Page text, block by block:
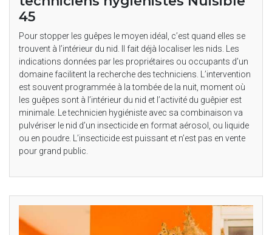
45
Pour stopper les guêpes le moyen idéal, c’est quand elles se
trouvent à l’intérieur du nid. Il fait déjà localiser les nids. Les
indications données par les propriétaires ou occupants d’un
domaine facilitent la recherche des techniciens. L’intervention
est souvent programmée à la tombée de la nuit, moment où
les guêpes sont à l’intérieur du nid et l’activité du guêpier est
minimale. Le technicien hygiéniste avec sa combinaison va
pulvériser le nid d’un insecticide en format aérosol, ou liquide
ou en poudre. L’insecticide est puissant et n’est pas en vente
pour grand public.